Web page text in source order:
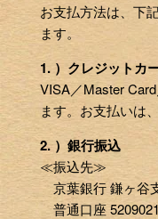
お支払方法は、下
ます。
1. ）クレジットカ
VISA／Master
ます。お支払いは
2. ）銀行振込
≪振込先≫
京葉銀行 鎌ヶ谷
普通口座 5209021